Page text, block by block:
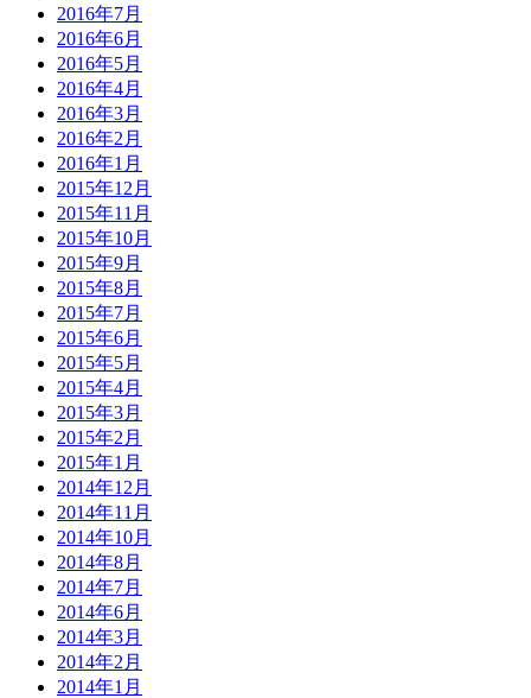
2016年7月
2016年6月
2016年5月
2016年4月
2016年3月
2016年2月
2016年1月
2015年12月
2015年11月
2015年10月
2015年9月
2015年8月
2015年7月
2015年6月
2015年5月
2015年4月
2015年3月
2015年2月
2015年1月
2014年12月
2014年11月
2014年10月
2014年8月
2014年7月
2014年6月
2014年3月
2014年2月
2014年1月